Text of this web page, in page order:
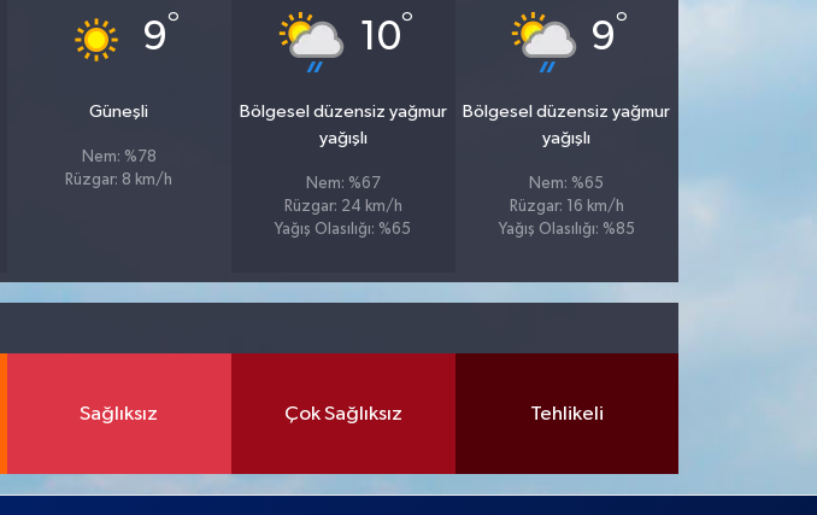
9°
Güneşli
Nem: %78
Rüzgar: 8 km/h
10°
Bölgesel düzensiz yağmur
yağışlı
Nem: %67
Rüzgar: 24 km/h
Yağış Olasılığı: %65
9°
Bölgesel düzensiz yağmur
yağışlı
Nem: %65
Rüzgar: 16 km/h
Yağış Olasılığı: %85
Sağlıksız Çok Sağlıksız Tehlikeli